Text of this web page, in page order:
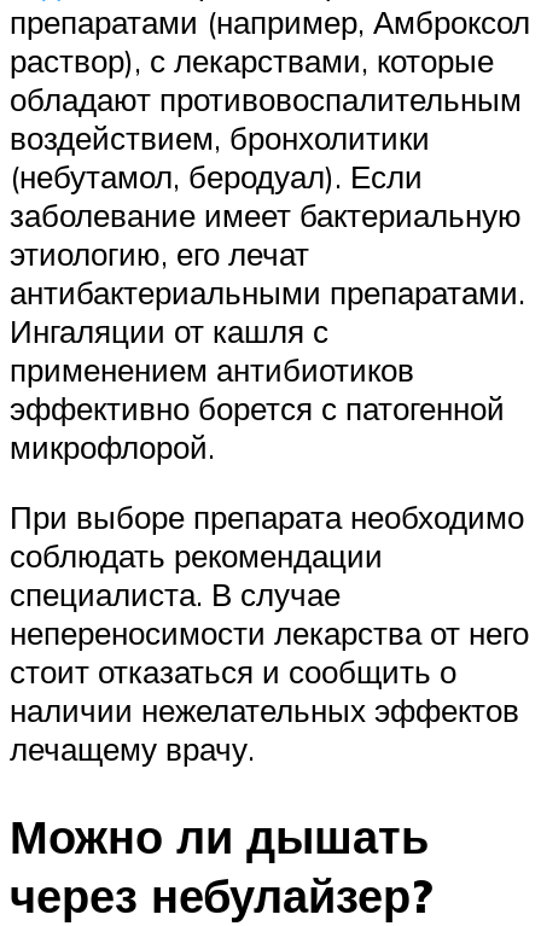
препаратами (например, Амброксол
раствор), с лекарствами, которые
обладают противовоспалительным
воздействием, бронхолитики
(небутамол, беродуал). Если
заболевание имеет бактериальную
этиологию, его лечат
антибактериальными препаратами.
Ингаляции от кашля с
применением антибиотиков
эффективно борется с патогенной
микрофлорой.
При выборе препарата необходимо
соблюдать рекомендации
специалиста. В случае
непереносимости лекарства от него
стоит отказаться и сообщить о
наличии нежелательных эффектов
лечащему врачу.
Можно ли дышать
через небулайзер?